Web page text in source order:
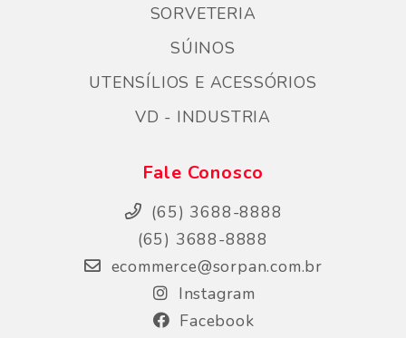
SORVETERIA
SÚINOS
UTENSÍLIOS E ACESSÓRIOS
VD - INDUSTRIA
Fale Conosco
(65) 3688-8888
(65) 3688-8888
ecommerce@sorpan.com.br
Instagram
Facebook